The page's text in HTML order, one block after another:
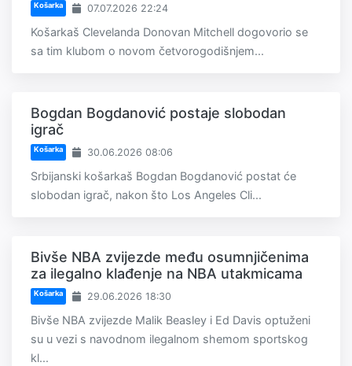
Košarka 07.07.2026 22:24
Košarkaš Clevelanda Donovan Mitchell dogovorio se
sa tim klubom o novom četvorogodišnjem...
Bogdan Bogdanović postaje slobodan
igrač
Košarka 30.06.2026 08:06
Srbijanski košarkaš Bogdan Bogdanović postat će
slobodan igrač, nakon što Los Angeles Cli...
Bivše NBA zvijezde među osumnjičenima
za ilegalno klađenje na NBA utakmicama
Košarka 29.06.2026 18:30
Bivše NBA zvijezde Malik Beasley i Ed Davis optuženi
su u vezi s navodnom ilegalnom shemom sportskog
kl...